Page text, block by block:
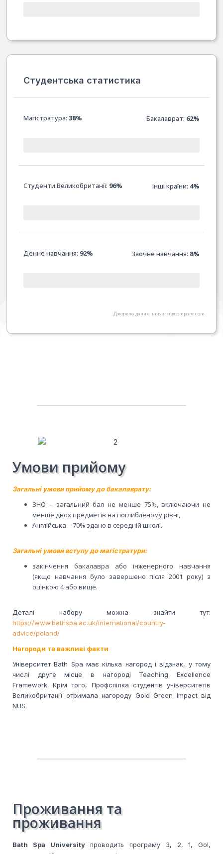
Студентська статистика
Магістратура: 38% Бакалаврат: 62%
Студенти Великобританії: 96% Інші країни: 4%
Денне навчання: 92% Заочне навчання: 8%
Джерело даних: universitycompare.com
Умови прийому
Загальні умови прийому до бакалаврату:
ЗНО – загальний бал не менше 75%, включаючи не
менше двох предметів на поглибленому рівні,
Англійська – 70% здано в середній школі.
Загальні умови вступу до магістратури:
закінчення бакалавра або інженерного навчання
(якщо навчання було завершено після 2001 року) з
оцінкою 4 або вище.
Деталі набору можна знайти тут:
https://www.bathspa.ac.uk/international/country-
advice/poland/
Нагороди та важливі факти
Університет Bath Spa має кілька нагород і відзнак, у тому
числі друге місце в нагороді Teaching Excellence
Framework. Крім того, Профспілка студентів університетів
Великобританії отримала нагороду Gold Green Impact від
NUS.
Проживання та
проживання
Bath Spa Universityпроводить програму 3, 2, 1, Go!,